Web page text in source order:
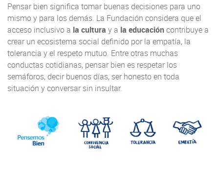
Pensar bien significa tomar buenas decisiones para uno
mismo y para los demás. La Fundación considera que el
acceso inclusivo a la cultura y a la educacióncontribuye a
crear un ecosistema social definido por la empatía, la
tolerancia y el respeto mutuo. Entre otras muchas
conductas cotidianas, pensar bien es respetar los
semáforos, decir buenos días, ser honesto en toda
situación y conversar sin insultar.